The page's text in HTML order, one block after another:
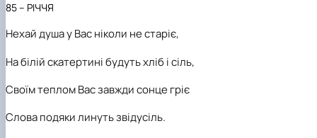
85– РІЧЧЯ
Нехай душа у Вас ніколи не старіє,
На білій скатертині будуть хліб і сіль,
Своїм теплом Вас завжди сонце гріє
Слова подяки линуть звідусіль.